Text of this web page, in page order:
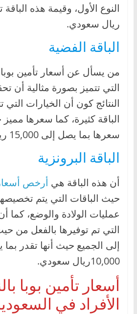
ريال سعودي.
الباقة الفضية
من يسأل عن أسعار تأمين بوبا
التي تتميز بصورة مثالية أن
النتائج كون أن الخيارات التي
الباقة كثيرة، كما سعرها
سعرها بما يصل إلى 15,000 ريال سعودي.
الباقة البرونزية
أن هذه الباقة هي أرخص
حيث الباقات التي يتم
عمليات الولادة والوضع، كما
التي تم توفيرها بالفعل من
إلى الجميع حيث أنها تقدر
10,000ريال سعودي.
أسعار تأمين بوبا
الأفراد في